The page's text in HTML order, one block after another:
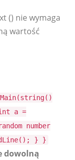
() nie wymaga
wartość
int a =
number
} }
dowolną